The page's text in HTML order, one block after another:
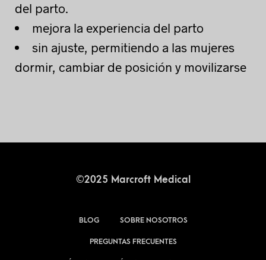
del parto.
mejora la experiencia del parto
sin ajuste, permitiendo a las mujeres
dormir, cambiar de posición y movilizarse
©2025 Marcroft Medical
BLOG SOBRE NOSOTROS
PREGUNTAS FRECUENTES